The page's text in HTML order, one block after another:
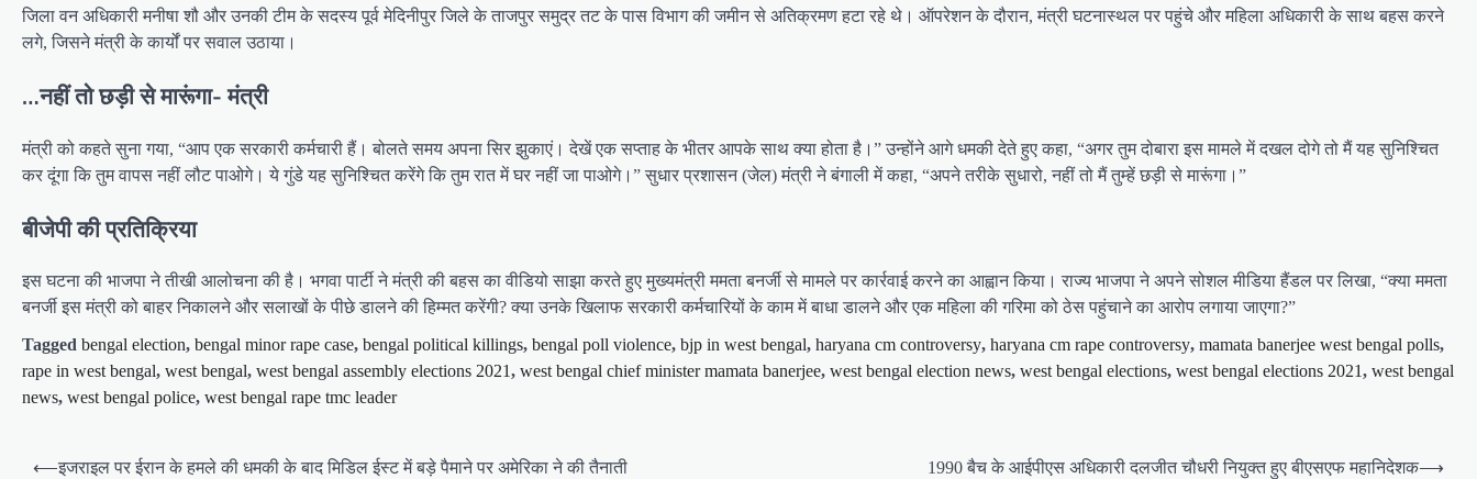
जिला वन अधिकारी मनीषा शौ और उनकी टीम के सदस्य पूर्व मेदिनीपुर जिले के ताजपुर समुद्र तट के पास विभाग की जमीन से अतिक्रमण हटा रहे थे। ऑपरेशन के दौरान, मंत्री घटनास्थल पर पहुंचे और महिला अधिकारी के साथ बहस करने
लगे, जिसने मंत्री के कार्यों पर सवाल उठाया।
…नहीं तो छड़ी से मारूंगा- मंत्री
मंत्री को कहते सुना गया, “आप एक सरकारी कर्मचारी हैं। बोलते समय अपना सिर झुकाएं। देखें एक सप्ताह के भीतर आपके साथ क्या होता है।” उन्होंने आगे धमकी देते हुए कहा, “अगर तुम दोबारा इस मामले में दखल दोगे तो मैं यह सुनिश्चित
कर दूंगा कि तुम वापस नहीं लौट पाओगे। ये गुंडे यह सुनिश्चित करेंगे कि तुम रात में घर नहीं जा पाओगे।” सुधार प्रशासन (जेल) मंत्री ने बंगाली में कहा, “अपने तरीके सुधारो, नहीं तो मैं तुम्हें छड़ी से मारूंगा।”
बीजेपी की प्रतिक्रिया
इस घटना की भाजपा ने तीखी आलोचना की है। भगवा पार्टी ने मंत्री की बहस का वीडियो साझा करते हुए मुख्यमंत्री ममता बनर्जी से मामले पर कार्रवाई करने का आह्वान किया। राज्य भाजपा ने अपने सोशल मीडिया हैंडल पर लिखा, “क्या ममता
बनर्जी इस मंत्री को बाहर निकालने और सलाखों के पीछे डालने की हिम्मत करेंगी? क्या उनके खिलाफ सरकारी कर्मचारियों के काम में बाधा डालने और एक महिला की गरिमा को ठेस पहुंचाने का आरोप लगाया जाएगा?”
Tagged bengal election, bengal minor rape case, bengal political killings, bengal poll violence, bjp in west bengal, haryana cm controversy, haryana cm rape controversy, mamata banerjee west bengal polls,
rape in west bengal, west bengal, west bengal assembly elections 2021, west bengal chief minister mamata banerjee, west bengal election news, west bengal elections, west bengal elections 2021, west bengal
news, west bengal police, west bengal rape tmc leader
Post
⟵इजराइल पर ईरान के हमले की धमकी के बाद मिडिल ईस्ट में बड़े पैमाने पर अमेरिका ने की तैनाती 1990 बैच के आईपीएस अधिकारी दलजीत चौधरी नियुक्त हुए बीएसएफ महानिदेशक⟶